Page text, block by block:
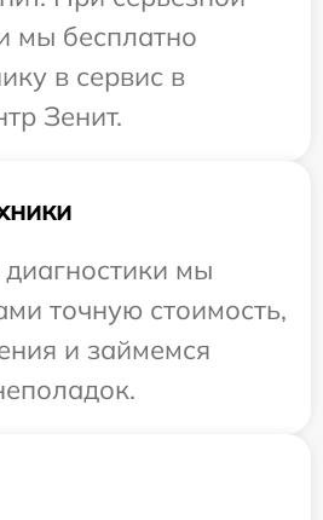
мы бесплатно
в сервис в
Зенит.
мы
точную стоимость,
и займемся